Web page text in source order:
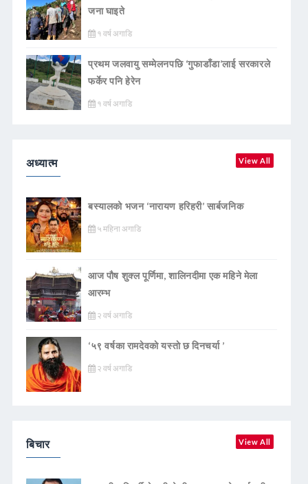
जना घाइते
१ वर्ष अगाडि
प्रथम जलवायु सम्मेलनपछि ‘गुफाडाँडा’लाई सरकारले
फर्केर पनि हेरेन
१ वर्ष अगाडि
अध्यात्म View All
बस्यालको भजन ‘नारायण हरिहरी’ सार्बजनिक
५ महिना अगाडि
आज पौष शुक्ल पूर्णिमा, शालिनदीमा एक महिने मेला
आरम्भ
२ वर्ष अगाडि
‘५९ वर्षका रामदेवकाे यस्ताे छ दिनचर्या ’
२ वर्ष अगाडि
बिचार View All